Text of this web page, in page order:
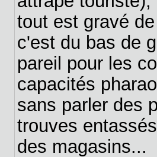
tout est gravé
c'est du bas de
pareil pour les
capacités
sans parler des
trouves
des magasins...